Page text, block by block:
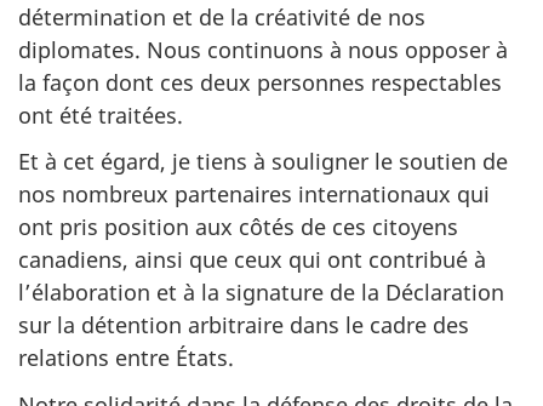
détermination et de la créativité de nos
diplomates. Nous continuons à nous opposer à
la façon dont ces deux personnes respectables
ont été traitées.
Et à cet égard, je tiens à souligner le soutien de
nos nombreux partenaires internationaux qui
ont pris position aux côtés de ces citoyens
canadiens, ainsi que ceux qui ont contribué à
l’élaboration et à la signature de la Déclaration
sur la détention arbitraire dans le cadre des
relations entre États.